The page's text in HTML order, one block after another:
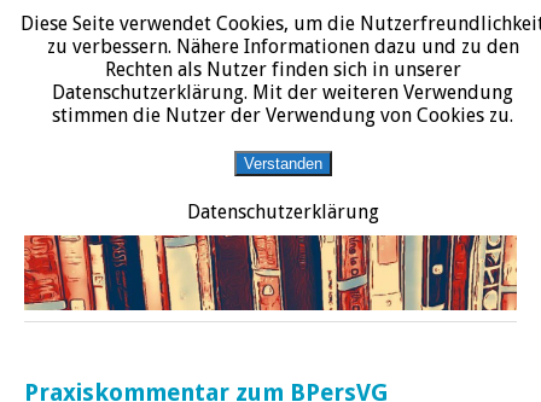
START DATENSCHUTZERKLÄRUNG IMPRESSUM ÜBER JURALIT
JURALIT
Rezensionen juristischer Literatur
Praxiskommentar zum BPersVG
Diese Seite verwendet Cookies, um die
zu verbessern. Nähere Informationen dazu und zu den
Rechten als Nutzer finden sich in unserer
Datenschutzerklärung. Mit der weiteren Verwendung
stimmen die Nutzer der Verwendung von Cookies zu.
Verstanden
Datenschutzerklärung